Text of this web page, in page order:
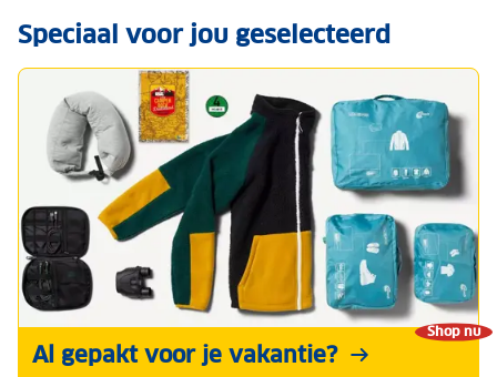
Speciaal voor jou geselecteerd
Shop nu
Al gepakt voor je vakantie?